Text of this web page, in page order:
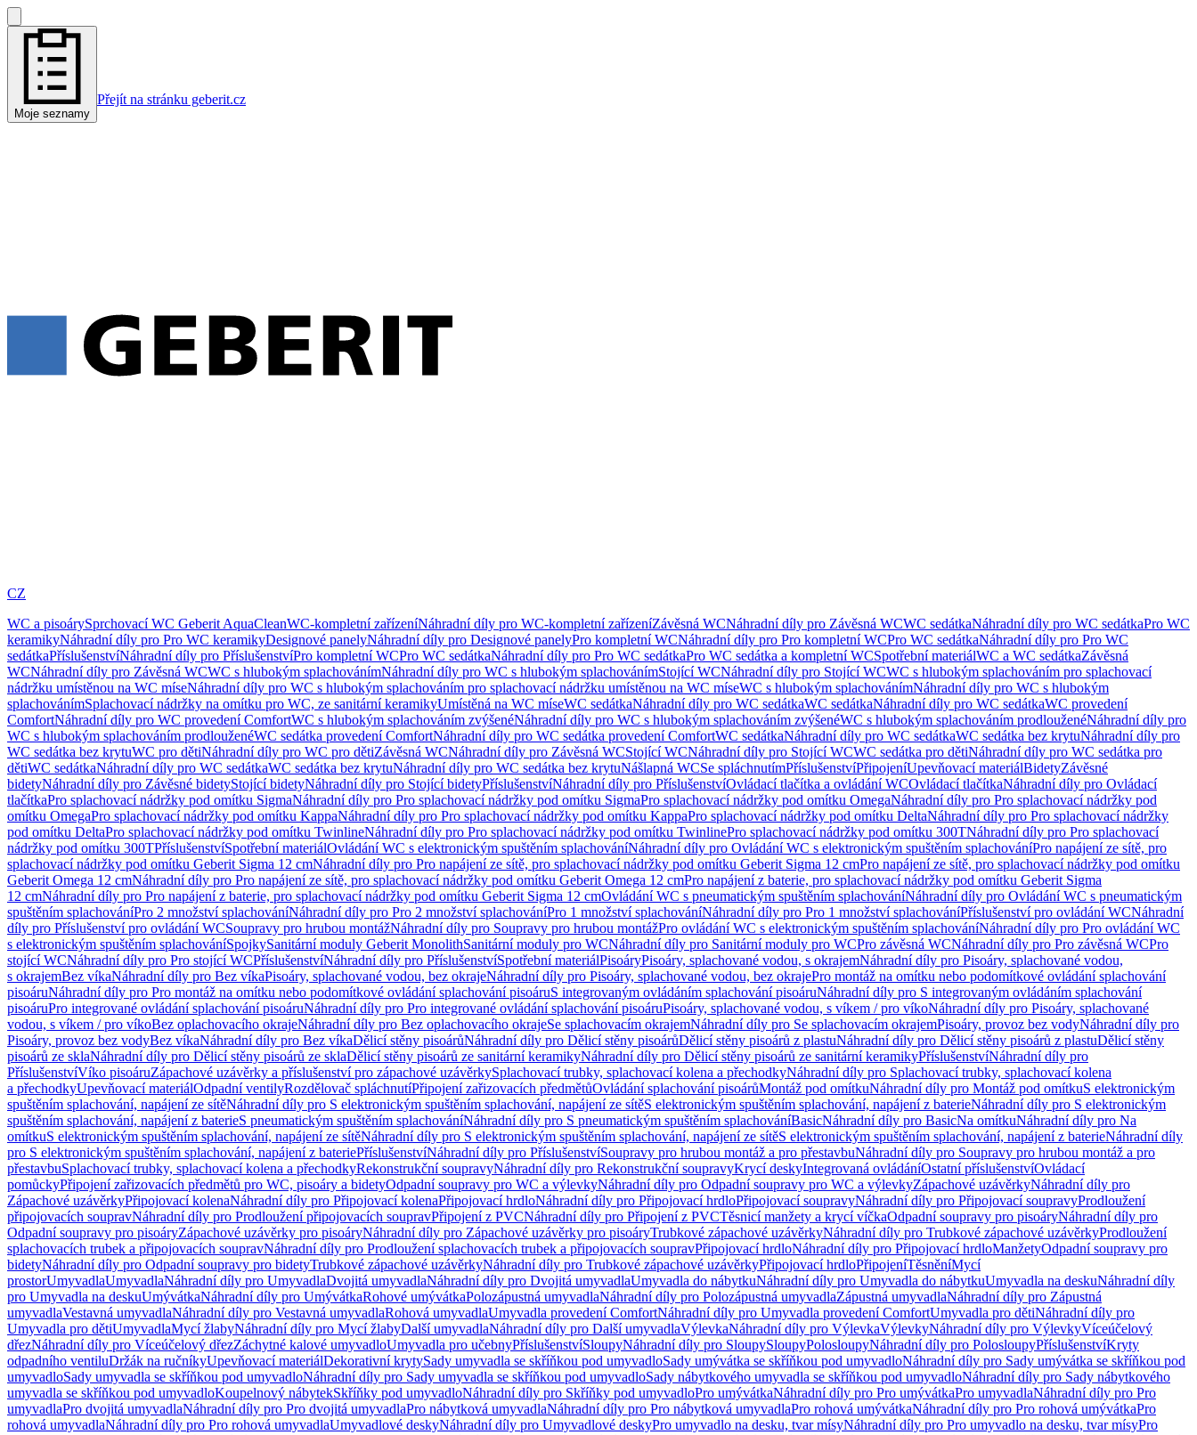
Moje seznamy
Přejít na stránku geberit.cz
CZ
WC a pisoárySprchovací WC Geberit AquaCleanWC-kompletní zařízeníNáhradní díly pro WC-kompletní zařízeníZávěsná WCNáhradní díly pro Závěsná WCWC sedátkaNáhradní díly pro WC sedátkaPro WC
keramikyNáhradní díly pro Pro WC keramikyDesignové panelyNáhradní díly pro Designové panelyPro kompletní WCNáhradní díly pro Pro kompletní WCPro WC sedátkaNáhradní díly pro Pro WC
sedátkaPříslušenstvíNáhradní díly pro PříslušenstvíPro kompletní WCPro WC sedátkaNáhradní díly pro Pro WC sedátkaPro WC sedátka a kompletní WCSpotřební materiálWC a WC sedátkaZávěsná
WCNáhradní díly pro Závěsná WCWC s hlubokým splachovánímNáhradní díly pro WC s hlubokým splachovánímStojící WCNáhradní díly pro Stojící WCWC s hlubokým splachováním pro splachovací
nádržku umístěnou na WC míseNáhradní díly pro WC s hlubokým splachováním pro splachovací nádržku umístěnou na WC míseWC s hlubokým splachovánímNáhradní díly pro WC s hlubokým
splachovánímSplachovací nádržky na omítku pro WC, ze sanitární keramikyUmístěná na WC míseWC sedátkaNáhradní díly pro WC sedátkaWC sedátkaNáhradní díly pro WC sedátkaWC provedení
ComfortNáhradní díly pro WC provedení ComfortWC s hlubokým splachováním zvýšenéNáhradní díly pro WC s hlubokým splachováním zvýšenéWC s hlubokým splachováním prodlouženéNáhradní díly pro
WC s hlubokým splachováním prodlouženéWC sedátka provedení ComfortNáhradní díly pro WC sedátka provedení ComfortWC sedátkaNáhradní díly pro WC sedátkaWC sedátka bez krytuNáhradní díly pro
WC sedátka bez krytuWC pro dětiNáhradní díly pro WC pro dětiZávěsná WCNáhradní díly pro Závěsná WCStojící WCNáhradní díly pro Stojící WCWC sedátka pro dětiNáhradní díly pro WC sedátka pro
dětiWC sedátkaNáhradní díly pro WC sedátkaWC sedátka bez krytuNáhradní díly pro WC sedátka bez krytuNášlapná WCSe spláchnutímPříslušenstvíPřipojeníUpevňovací materiálBidetyZávěsné
bidetyNáhradní díly pro Závěsné bidetyStojící bidetyNáhradní díly pro Stojící bidetyPříslušenstvíNáhradní díly pro PříslušenstvíOvládací tlačítka a ovládání WCOvládací tlačítkaNáhradní díly pro Ovládací
tlačítkaPro splachovací nádržky pod omítku SigmaNáhradní díly pro Pro splachovací nádržky pod omítku SigmaPro splachovací nádržky pod omítku OmegaNáhradní díly pro Pro splachovací nádržky pod
omítku OmegaPro splachovací nádržky pod omítku KappaNáhradní díly pro Pro splachovací nádržky pod omítku KappaPro splachovací nádržky pod omítku DeltaNáhradní díly pro Pro splachovací nádržky
pod omítku DeltaPro splachovací nádržky pod omítku TwinlineNáhradní díly pro Pro splachovací nádržky pod omítku TwinlinePro splachovací nádržky pod omítku 300TNáhradní díly pro Pro splachovací
nádržky pod omítku 300TPříslušenstvíSpotřební materiálOvládání WC s elektronickým spuštěním splachováníNáhradní díly pro Ovládání WC s elektronickým spuštěním splachováníPro napájení ze sítě, pro
splachovací nádržky pod omítku Geberit Sigma 12 cmNáhradní díly pro Pro napájení ze sítě, pro splachovací nádržky pod omítku Geberit Sigma 12 cmPro napájení ze sítě, pro splachovací nádržky pod omítku
Geberit Omega 12 cmNáhradní díly pro Pro napájení ze sítě, pro splachovací nádržky pod omítku Geberit Omega 12 cmPro napájení z baterie, pro splachovací nádržky pod omítku Geberit Sigma
12 cmNáhradní díly pro Pro napájení z baterie, pro splachovací nádržky pod omítku Geberit Sigma 12 cmOvládání WC s pneumatickým spuštěním splachováníNáhradní díly pro Ovládání WC s pneumatickým
spuštěním splachováníPro 2 množství splachováníNáhradní díly pro Pro 2 množství splachováníPro 1 množství splachováníNáhradní díly pro Pro 1 množství splachováníPříslušenství pro ovládání WCNáhradní
díly pro Příslušenství pro ovládání WCSoupravy pro hrubou montážNáhradní díly pro Soupravy pro hrubou montážPro ovládání WC s elektronickým spuštěním splachováníNáhradní díly pro Pro ovládání WC
s elektronickým spuštěním splachováníSpojkySanitární moduly Geberit MonolithSanitární moduly pro WCNáhradní díly pro Sanitární moduly pro WCPro závěsná WCNáhradní díly pro Pro závěsná WCPro
stojící WCNáhradní díly pro Pro stojící WCPříslušenstvíNáhradní díly pro PříslušenstvíSpotřební materiálPisoáryPisoáry, splachované vodou, s okrajemNáhradní díly pro Pisoáry, splachované vodou,
s okrajemBez víkaNáhradní díly pro Bez víkaPisoáry, splachované vodou, bez okrajeNáhradní díly pro Pisoáry, splachované vodou, bez okrajePro montáž na omítku nebo podomítkové ovládání splachování
pisoáruNáhradní díly pro Pro montáž na omítku nebo podomítkové ovládání splachování pisoáruS integrovaným ovládáním splachování pisoáruNáhradní díly pro S integrovaným ovládáním splachování
pisoáruPro integrované ovládání splachování pisoáruNáhradní díly pro Pro integrované ovládání splachování pisoáruPisoáry, splachované vodou, s víkem / pro víkoNáhradní díly pro Pisoáry, splachované
vodou, s víkem / pro víkoBez oplachovacího okrajeNáhradní díly pro Bez oplachovacího okrajeSe splachovacím okrajemNáhradní díly pro Se splachovacím okrajemPisoáry, provoz bez vodyNáhradní díly pro
Pisoáry, provoz bez vodyBez víkaNáhradní díly pro Bez víkaDělicí stěny pisoárůNáhradní díly pro Dělicí stěny pisoárůDělicí stěny pisoárů z plastuNáhradní díly pro Dělicí stěny pisoárů z plastuDělicí stěny
pisoárů ze sklaNáhradní díly pro Dělicí stěny pisoárů ze sklaDělicí stěny pisoárů ze sanitární keramikyNáhradní díly pro Dělicí stěny pisoárů ze sanitární keramikyPříslušenstvíNáhradní díly pro
PříslušenstvíVíko pisoáruZápachové uzávěrky a příslušenství pro zápachové uzávěrkySplachovací trubky, splachovací kolena a přechodkyNáhradní díly pro Splachovací trubky, splachovací kolena
a přechodkyUpevňovací materiálOdpadní ventilyRozdělovač spláchnutíPřipojení zařizovacích předmětůOvládání splachování pisoárůMontáž pod omítkuNáhradní díly pro Montáž pod omítkuS elektronickým
spuštěním splachování, napájení ze sítěNáhradní díly pro S elektronickým spuštěním splachování, napájení ze sítěS elektronickým spuštěním splachování, napájení z baterieNáhradní díly pro S elektronickým
spuštěním splachování, napájení z baterieS pneumatickým spuštěním splachováníNáhradní díly pro S pneumatickým spuštěním splachováníBasicNáhradní díly pro BasicNa omítkuNáhradní díly pro Na
omítkuS elektronickým spuštěním splachování, napájení ze sítěNáhradní díly pro S elektronickým spuštěním splachování, napájení ze sítěS elektronickým spuštěním splachování, napájení z baterieNáhradní díly
pro S elektronickým spuštěním splachování, napájení z bateriePříslušenstvíNáhradní díly pro PříslušenstvíSoupravy pro hrubou montáž a pro přestavbuNáhradní díly pro Soupravy pro hrubou montáž a pro
přestavbuSplachovací trubky, splachovací kolena a přechodkyRekonstrukční soupravyNáhradní díly pro Rekonstrukční soupravyKrycí deskyIntegrovaná ovládáníOstatní příslušenstvíOvládací
pomůckyPřipojení zařizovacích předmětů pro WC, pisoáry a bidetyOdpadní soupravy pro WC a výlevkyNáhradní díly pro Odpadní soupravy pro WC a výlevkyZápachové uzávěrkyNáhradní díly pro
Zápachové uzávěrkyPřipojovací kolenaNáhradní díly pro Připojovací kolenaPřipojovací hrdloNáhradní díly pro Připojovací hrdloPřipojovací soupravyNáhradní díly pro Připojovací soupravyProdloužení
připojovacích soupravNáhradní díly pro Prodloužení připojovacích soupravPřipojení z PVCNáhradní díly pro Připojení z PVCTěsnicí manžety a krycí víčkaOdpadní soupravy pro pisoáryNáhradní díly pro
Odpadní soupravy pro pisoáryZápachové uzávěrky pro pisoáryNáhradní díly pro Zápachové uzávěrky pro pisoáryTrubkové zápachové uzávěrkyNáhradní díly pro Trubkové zápachové uzávěrkyProdloužení
splachovacích trubek a připojovacích soupravNáhradní díly pro Prodloužení splachovacích trubek a připojovacích soupravPřipojovací hrdloNáhradní díly pro Připojovací hrdloManžetyOdpadní soupravy pro
bidetyNáhradní díly pro Odpadní soupravy pro bidetyTrubkové zápachové uzávěrkyNáhradní díly pro Trubkové zápachové uzávěrkyPřipojovací hrdloPřipojeníTěsněníMycí
prostorUmyvadlaUmyvadlaNáhradní díly pro UmyvadlaDvojitá umyvadlaNáhradní díly pro Dvojitá umyvadlaUmyvadla do nábytkuNáhradní díly pro Umyvadla do nábytkuUmyvadla na deskuNáhradní díly
pro Umyvadla na deskuUmývátkaNáhradní díly pro UmývátkaRohové umývátkaPolozápustná umyvadlaNáhradní díly pro Polozápustná umyvadlaZápustná umyvadlaNáhradní díly pro Zápustná
umyvadlaVestavná umyvadlaNáhradní díly pro Vestavná umyvadlaRohová umyvadlaUmyvadla provedení ComfortNáhradní díly pro Umyvadla provedení ComfortUmyvadla pro dětiNáhradní díly pro
Umyvadla pro dětiUmyvadlaMycí žlabyNáhradní díly pro Mycí žlabyDalší umyvadlaNáhradní díly pro Další umyvadlaVýlevkaNáhradní díly pro VýlevkaVýlevkyNáhradní díly pro VýlevkyVíceúčelový
dřezNáhradní díly pro Víceúčelový dřezZáchytné kalové umyvadloUmyvadla pro učebnyPříslušenstvíSloupyNáhradní díly pro SloupySloupyPolosloupyNáhradní díly pro PolosloupyPříslušenstvíKryty
odpadního ventiluDržák na ručníkyUpevňovací materiálDekorativní krytySady umyvadla se skříňkou pod umyvadloSady umývátka se skříňkou pod umyvadloNáhradní díly pro Sady umývátka se skříňkou pod
umyvadloSady umyvadla se skříňkou pod umyvadloNáhradní díly pro Sady umyvadla se skříňkou pod umyvadloSady nábytkového umyvadla se skříňkou pod umyvadloNáhradní díly pro Sady nábytkového
umyvadla se skříňkou pod umyvadloKoupelnový nábytekSkříňky pod umyvadloNáhradní díly pro Skříňky pod umyvadloPro umývátkaNáhradní díly pro Pro umývátkaPro umyvadlaNáhradní díly pro Pro
umyvadlaPro dvojitá umyvadlaNáhradní díly pro Pro dvojitá umyvadlaPro nábytková umyvadlaNáhradní díly pro Pro nábytková umyvadlaPro rohová umývátkaNáhradní díly pro Pro rohová umývátkaPro
rohová umyvadlaNáhradní díly pro Pro rohová umyvadlaUmyvadlové deskyNáhradní díly pro Umyvadlové deskyPro umyvadlo na desku, tvar mísyNáhradní díly pro Pro umyvadlo na desku, tvar mísyPro